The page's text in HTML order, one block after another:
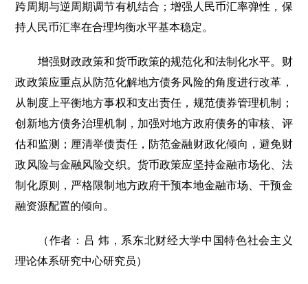
跨周期与逆周期调节有机结合；增强人民币汇率弹性，保
持人民币汇率在合理均衡水平基本稳定。
增强财政政策和货币政策的规范化和法制化水平。财
政政策应重点从防范化解地方债务风险的角度进行改革，
从制度上平衡地方事权和支出责任，规范债券管理机制；
创新地方债务治理机制，加强对地方政府债务的审核、评
估和监测；厘清举债责任，防范金融财政化倾向，避免财
政风险与金融风险交织。货币政策应坚持金融市场化、法
制化原则，严格限制地方政府干预本地金融市场、干预金
融资源配置的倾向。
（作者：吕 炜，系东北财经大学中国特色社会主义
理论体系研究中心研究员）